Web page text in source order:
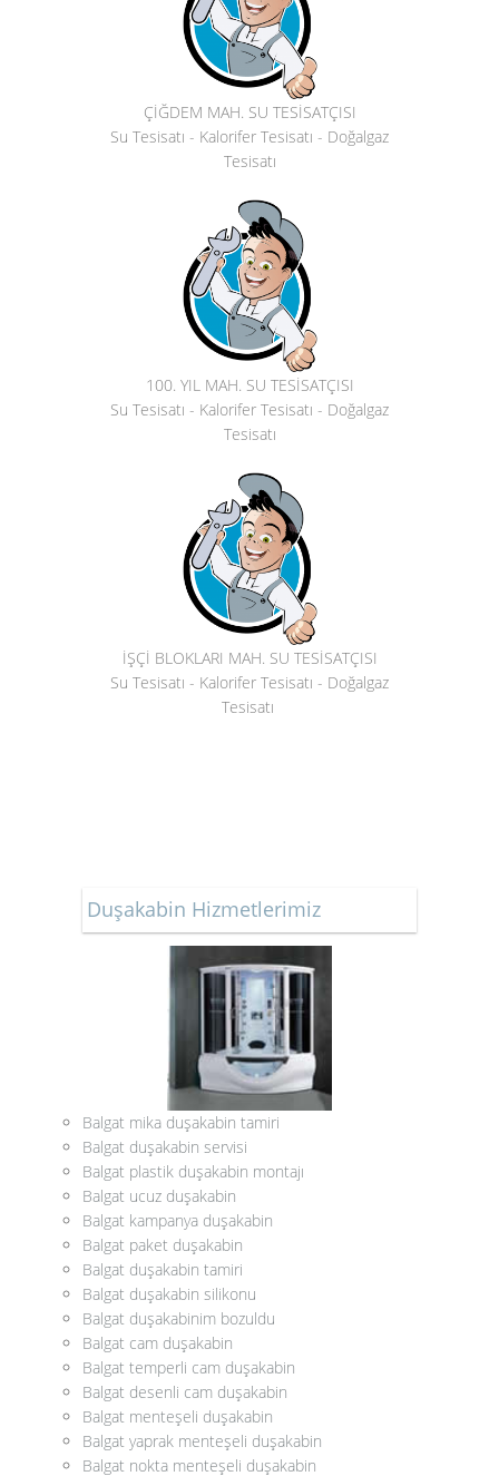
ÇİĞDEM MAH. SU TESİSATÇISI
Su Tesisatı - Kalorifer Tesisatı - Doğalgaz
Tesisatı
100. YIL MAH. SU TESİSATÇISI
Su Tesisatı - Kalorifer Tesisatı - Doğalgaz
Tesisatı
İŞÇİ BLOKLARI MAH. SU TESİSATÇISI
Su Tesisatı - Kalorifer Tesisatı - Doğalgaz
Tesisatı
Duşakabin Hizmetlerimiz
Balgat mika duşakabin tamiri
Balgat duşakabin servisi
Balgat plastik duşakabin montajı
Balgat ucuz duşakabin
Balgat kampanya duşakabin
Balgat paket duşakabin
Balgat duşakabin tamiri
Balgat duşakabin silikonu
Balgat duşakabinim bozuldu
Balgat cam duşakabin
Balgat temperli cam duşakabin
Balgat desenli cam duşakabin
Balgat menteşeli duşakabin
Balgat yaprak menteşeli duşakabin
Balgat nokta menteşeli duşakabin